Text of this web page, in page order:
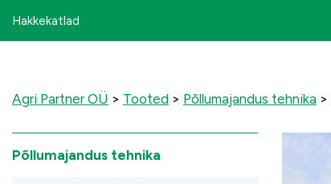
Hakkekatlad
Agri Partner OÜ > Tooted > Põllumajandus tehnika >
Põllumajandus tehnika